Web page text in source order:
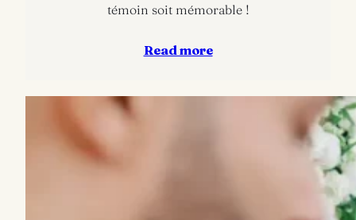
témoin soit mémorable !
Read more